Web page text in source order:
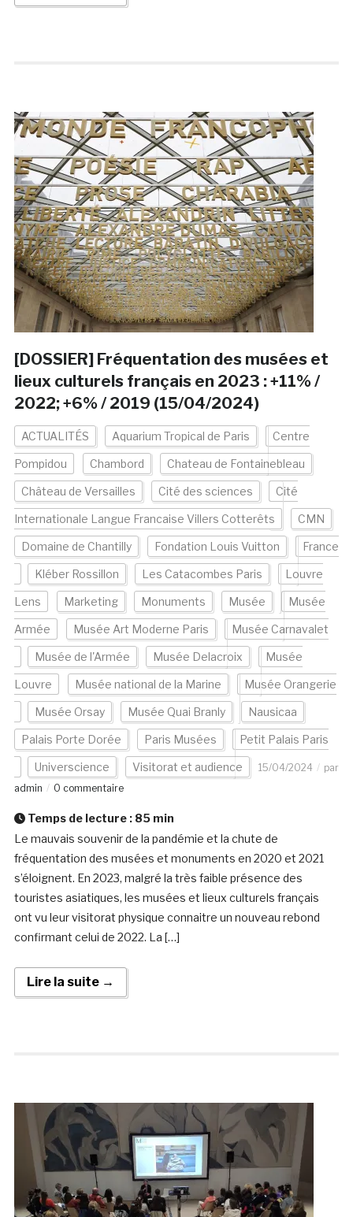
[DOSSIER] Fréquentation des musées et
lieux culturels français en 2023 : +11% /
2022; +6% / 2019 (15/04/2024)
ACTUALITÉS Aquarium Tropical de Paris Centre
Pompidou Chambord Chateau de Fontainebleau
Château de Versailles Cité des sciences Cité
Internationale Langue Francaise Villers Cotterêts CMN
Domaine de Chantilly Fondation Louis Vuitton France
Kléber Rossillon Les Catacombes Paris Louvre
Lens Marketing Monuments Musée Musée
Armée Musée Art Moderne Paris Musée Carnavalet
Musée de l'Armée Musée Delacroix Musée
Louvre Musée national de la Marine Musée Orangerie
Musée Orsay Musée Quai Branly Nausicaa
Palais Porte Dorée Paris Musées Petit Palais Paris
Universcience Visitorat et audience 15/04/2024
par
admin
0 commentaire
Temps de lecture : 85 min
Le mauvais souvenir de la pandémie et la chute de
fréquentation des musées et monuments en 2020 et 2021
s’éloignent. En 2023, malgré la très faible présence des
touristes asiatiques, les musées et lieux culturels français
ont vu leur visitorat physique connaitre un nouveau rebond
confirmant celui de 2022. La […]
Lire la suite →